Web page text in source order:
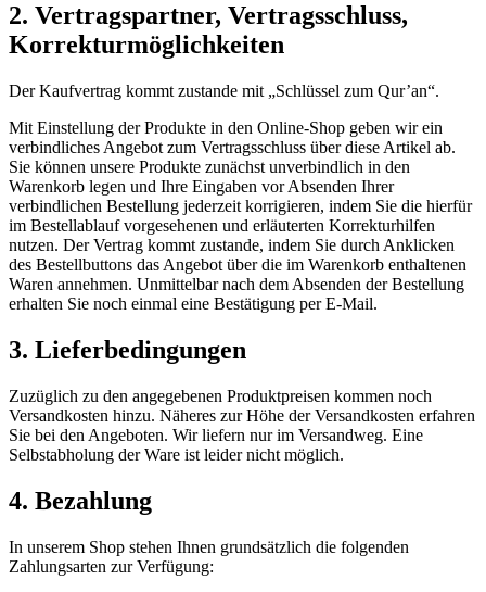
2. Vertragspartner, Vertragsschluss,
Korrekturmöglichkeiten
Der Kaufvertrag kommt zustande mit „Schlüssel zum Qur’an“.
Mit Einstellung der Produkte in den Online-Shop geben wir ein
verbindliches Angebot zum Vertragsschluss über diese Artikel ab.
Sie können unsere Produkte zunächst unverbindlich in den
Warenkorb legen und Ihre Eingaben vor Absenden Ihrer
verbindlichen Bestellung jederzeit korrigieren, indem Sie die hierfür
im Bestellablauf vorgesehenen und erläuterten Korrekturhilfen
nutzen. Der Vertrag kommt zustande, indem Sie durch Anklicken
des Bestellbuttons das Angebot über die im Warenkorb enthaltenen
Waren annehmen. Unmittelbar nach dem Absenden der Bestellung
erhalten Sie noch einmal eine Bestätigung per E-Mail.
3. Lieferbedingungen
Zuzüglich zu den angegebenen Produktpreisen kommen noch
Versandkosten hinzu. Näheres zur Höhe der Versandkosten erfahren
Sie bei den Angeboten. Wir liefern nur im Versandweg. Eine
Selbstabholung der Ware ist leider nicht möglich.
4. Bezahlung
In unserem Shop stehen Ihnen grundsätzlich die folgenden
Zahlungsarten zur Verfügung: